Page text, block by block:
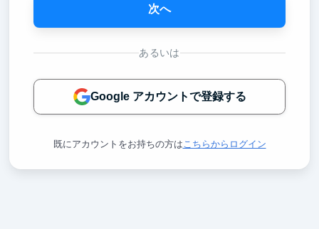
次へ
あるいは
Google アカウントで登録する
既にアカウントをお持ちの方は こちらからログイン